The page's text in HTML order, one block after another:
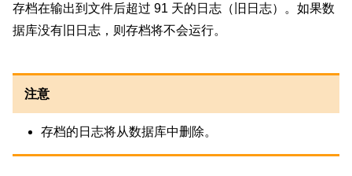
存档在输出到文件后超过 91 天的日志（旧日志）。如果数
据库没有旧日志，则存档将不会运行。
注意
存档的日志将从数据库中删除。